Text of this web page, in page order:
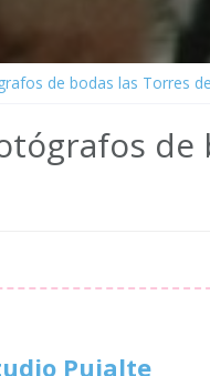
de bodas las Torres
Pujalte